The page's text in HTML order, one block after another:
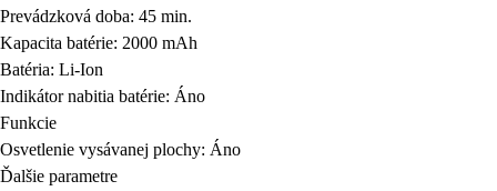
Prevádzková doba: 45 min.
Kapacita batérie: 2000 mAh
Batéria: Li-Ion
Indikátor nabitia batérie: Áno
Funkcie
Osvetlenie vysávanej plochy: Áno
Ďalšie parametre